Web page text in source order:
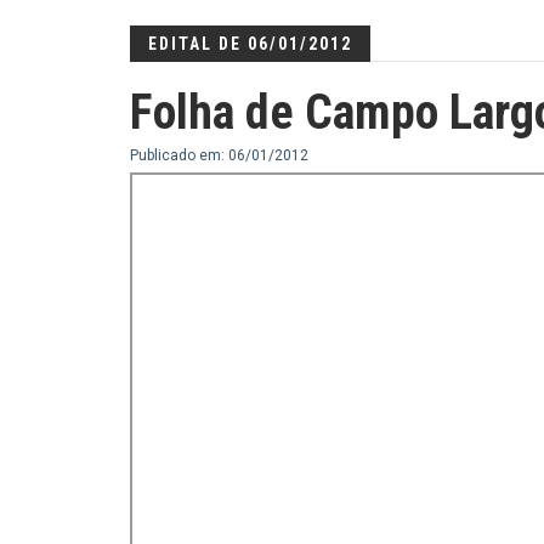
EDITAL DE 06/01/2012
Folha de Campo
Publicado em: 06/01/2012